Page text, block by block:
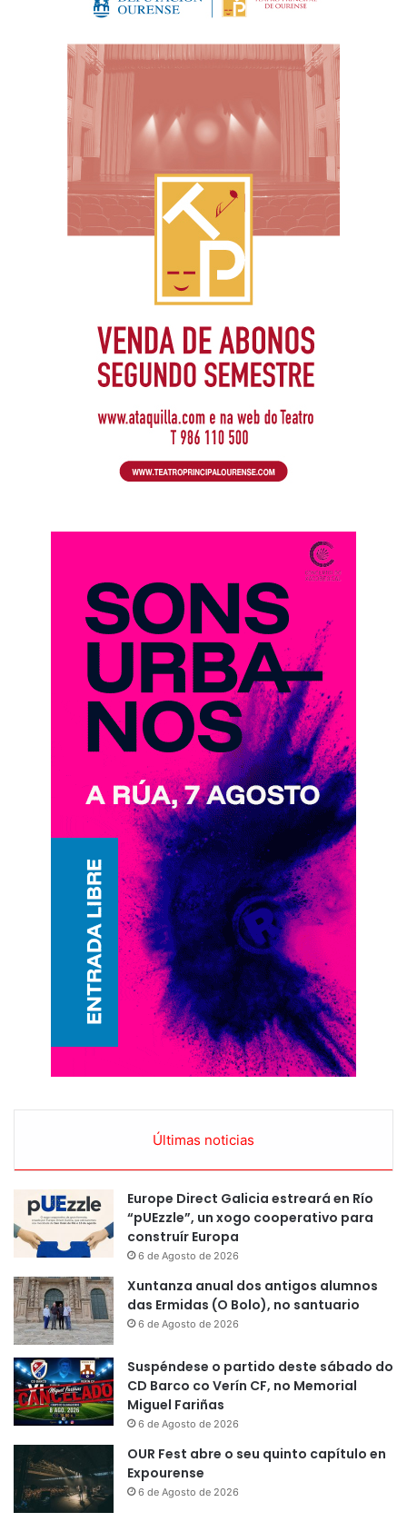
Últimas noticias
Europe Direct Galicia estreará en Río
“pUEzzle”, un xogo cooperativo para
construír Europa
6 de Agosto de 2026
Xuntanza anual dos antigos alumnos
das Ermidas (O Bolo), no santuario
6 de Agosto de 2026
Suspéndese o partido deste sábado do
CD Barco co Verín CF, no Memorial
Miguel Fariñas
6 de Agosto de 2026
OUR Fest abre o seu quinto capítulo en
Expourense
6 de Agosto de 2026